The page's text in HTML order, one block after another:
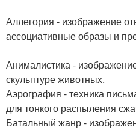
Аллегория - изображение
ассоциативные образы и
Анималистика -
скульптуре животных.
Аэрография - техника
для тонкого распыления
Батальный жанр -